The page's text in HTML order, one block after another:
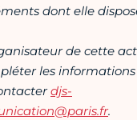
dont elle
de cette
les
djs-
.